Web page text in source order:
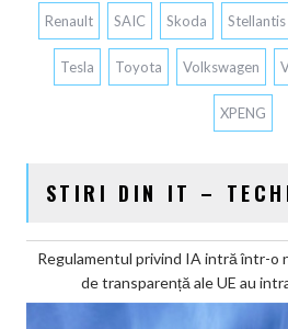
Renault SAIC Skoda Stellantis
Tesla Toyota Volkswagen
XPENG
STIRI DIN IT –
Regulamentul privind IA intră într-o
de transparență ale UE au